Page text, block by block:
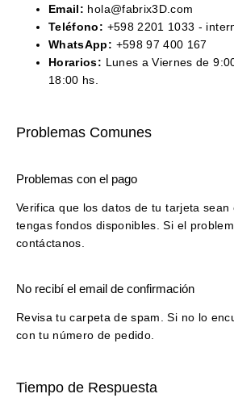
Email: hola@fabrix3D.com
Teléfono: +598 2201 1033 -
WhatsApp: +598 97 400 167
Horarios: Lunes a Viernes de
18:00 hs.
Problemas Comunes
Problemas con el pago
Verifica que los datos de tu tarjeta sean
tengas fondos disponibles. Si el
contáctanos.
No recibí el email de confirmación
Revisa tu carpeta de spam. Si no lo
con tu número de pedido.
Tiempo de Respuesta